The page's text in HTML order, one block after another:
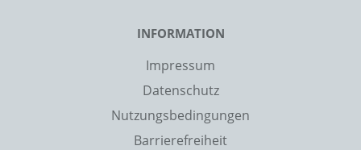
INFORMATION
Impressum
Datenschutz
Nutzungsbedingungen
Barrierefreiheit